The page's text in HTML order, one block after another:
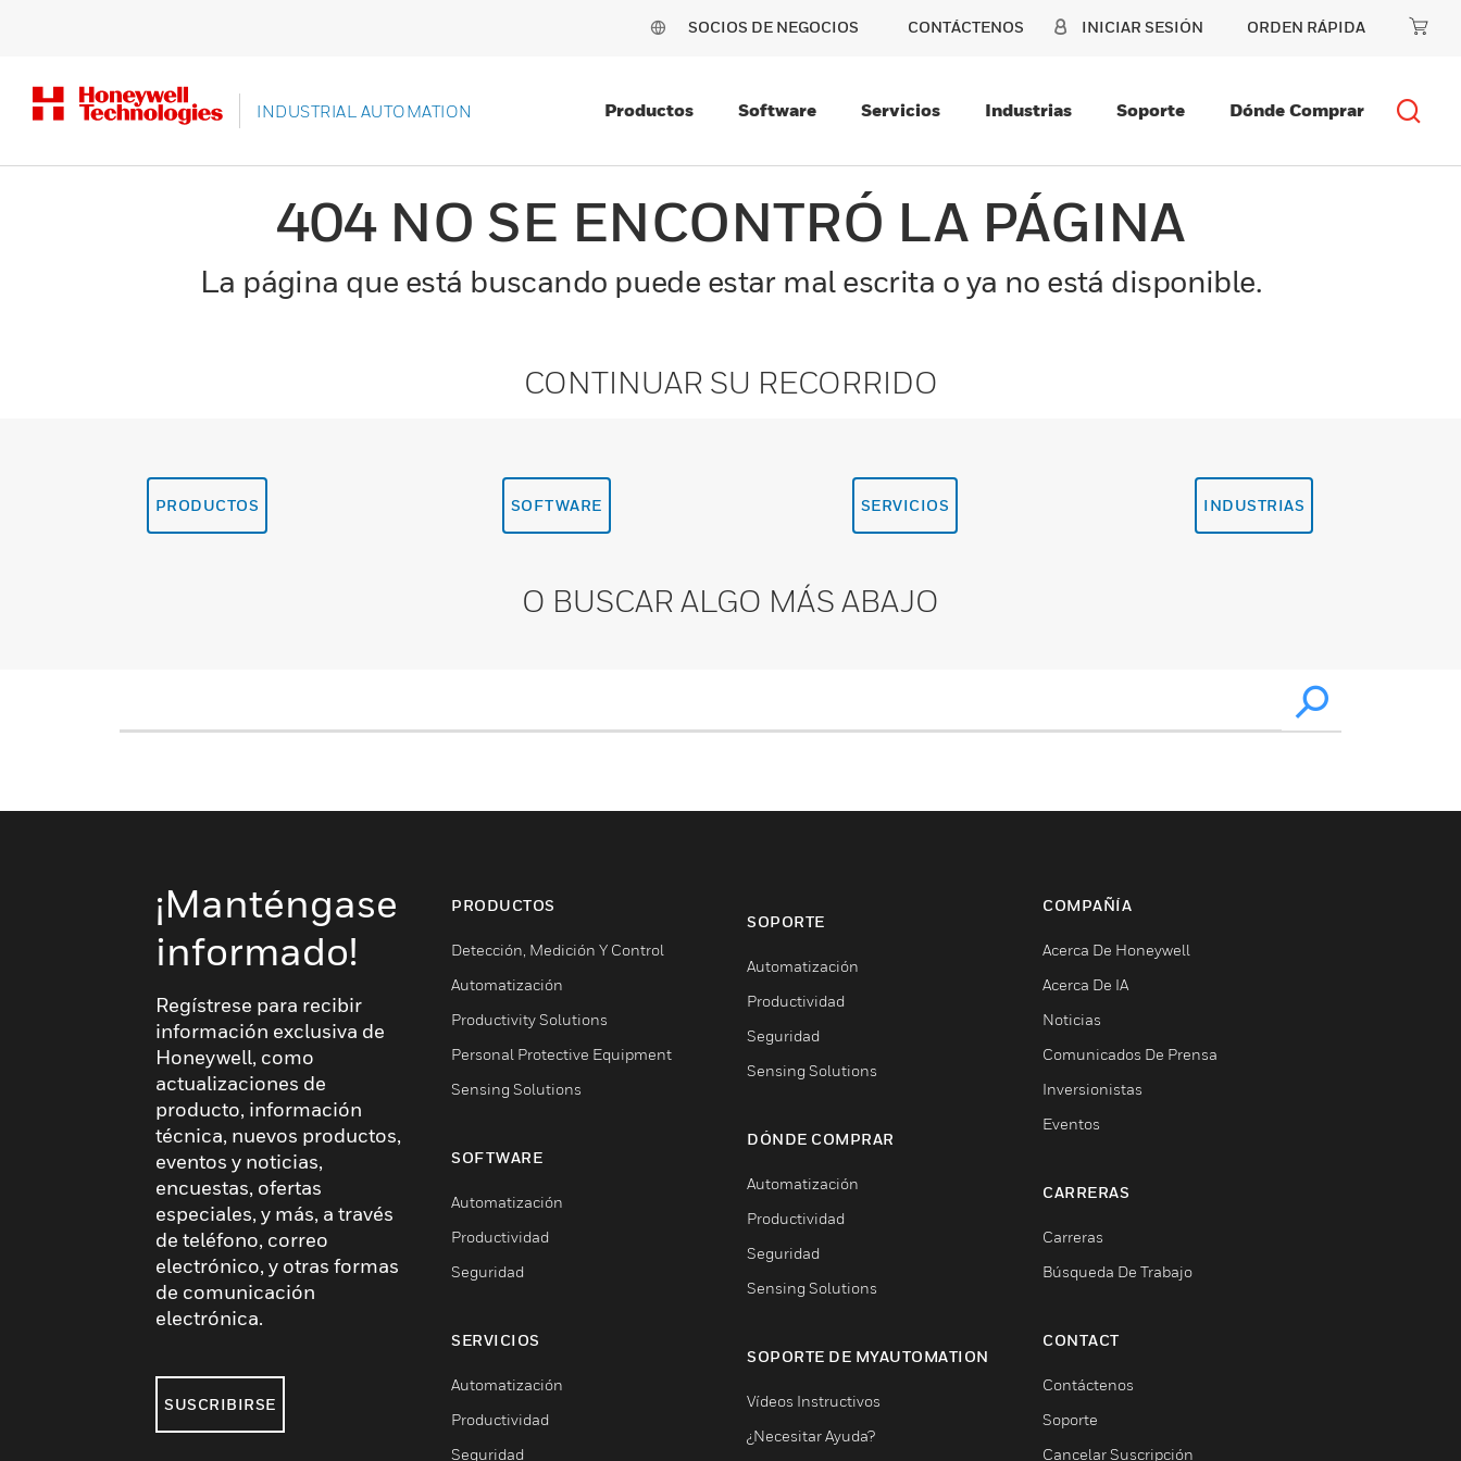
SOCIOS DE NEGOCIOS CONTÁCTENOS INICIAR SESIÓN ORDEN RÁPIDA
INDUSTRIAL AUTOMATION Productos Software Servicios Industrias Soporte Dónde Comprar
404 NO SE ENCONTRÓ LA PÁGINA
La página que está buscando puede estar mal escrita o ya no está disponible.
CONTINUAR SU RECORRIDO
PRODUCTOS SOFTWARE SERVICIOS INDUSTRIAS
O BUSCAR ALGO MÁS ABAJO
¡Manténgase
informado!
Regístrese para recibir
información exclusiva de
Honeywell, como
actualizaciones de
producto, información
técnica, nuevos productos,
eventos y noticias,
encuestas, ofertas
especiales, y más, a través
de teléfono, correo
electrónico, y otras formas
de comunicación
electrónica.
SUSCRIBIRSE
PRODUCTOS
Detección, Medición Y Control
Automatización
Productivity Solutions
Personal Protective Equipment
Sensing Solutions
SOFTWARE
Automatización
Productividad
Seguridad
SERVICIOS
Automatización
Productividad
Seguridad
SOPORTE
Automatización
Productividad
Seguridad
Sensing Solutions
DÓNDE COMPRAR
Automatización
Productividad
Seguridad
Sensing Solutions
SOPORTE DE MYAUTOMATION
Vídeos Instructivos
¿Necesitar Ayuda?
COMPAÑÍA
Acerca De Honeywell
Acerca De IA
Noticias
Comunicados De Prensa
Inversionistas
Eventos
CARRERAS
Carreras
Búsqueda De Trabajo
CONTACT
Contáctenos
Soporte
Cancelar Suscripción